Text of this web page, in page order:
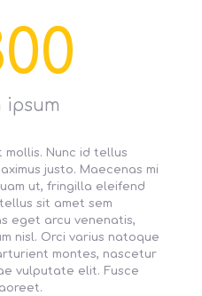
ipsum
mollis. Nunc id tellus
justo. Maecenas mi
ut, fringilla eleifend
sit amet sem
eget arcu venenatis,
nisl. Orci varius natoque
montes, nascetur
vulputate elit. Fusce